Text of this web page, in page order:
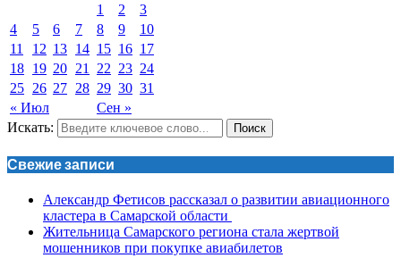
« Июл Сен »
1 2
3
4
5 6 7 8 9
10
11
12 13 14 15 16 17
18 19 20 21 22 23 24
25 26 27 28 29 30 31
Искать: Поиск
Свежие записи
Александр Фетисов рассказал о развитии авиационного
кластера в Самарской области
Жительница Самарского региона стала жертвой
мошенников при покупке авиабилетов